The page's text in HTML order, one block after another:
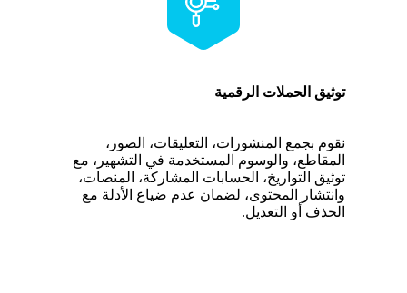
توثيق الحملات الرقمية
نقوم بجمع المنشورات، التعليقات، الصور،
المقاطع، والوسوم المستخدمة في التشهير، مع
توثيق التواريخ، الحسابات المشاركة، المنصات،
وانتشار المحتوى، لضمان عدم ضياع الأدلة مع
الحذف أو التعديل.